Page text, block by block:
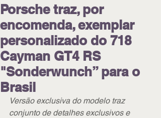
Porsche traz, por
encomenda, exemplar
personalizado do 718
Cayman GT4 RS
"Sonderwunch” para o
Brasil
Versão exclusiva do modelo traz
conjunto de detalhes exclusivos e